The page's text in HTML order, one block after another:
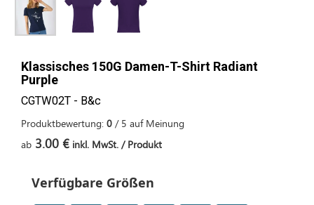
Klassisches 150G Damen-T-Shirt Radiant
Purple
CGTW02T - B&c
Produktbewertung: 0 / 5 auf Meinung
ab 3.00 € inkl. MwSt. / Produkt
Verfügbare Größen